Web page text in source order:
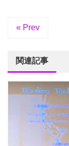
« Prev
関連記事